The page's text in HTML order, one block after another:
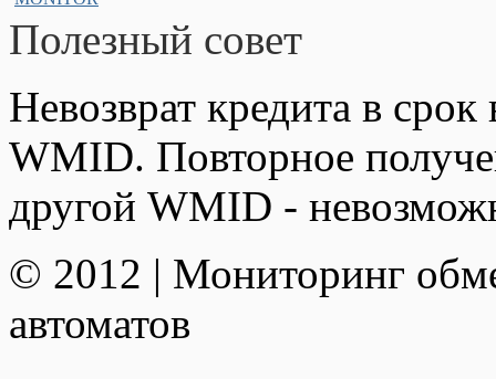
Полезный совет
Невозврат кредита в
WMID. Повторное
другой WMID -
© 2012 | Мониторинг
автоматов